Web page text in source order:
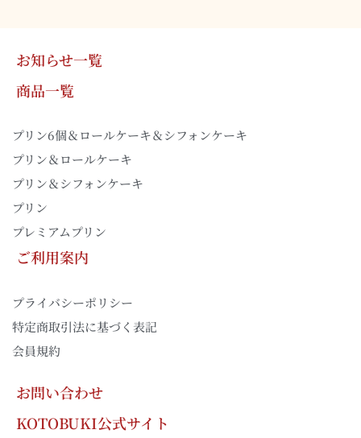
お知らせ一覧
商品一覧
プリン6個＆ロールケーキ＆シフォンケーキ
プリン＆ロールケーキ
プリン＆シフォンケーキ
プリン
プレミアムプリン
ご利用案内
プライバシーポリシー
特定商取引法に基づく表記
会員規約
お問い合わせ
KOTOBUKI公式サイト